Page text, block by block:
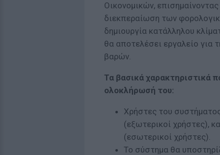
Οικονομικών,
διεκπεραίωση των
δημιουργία κατάλληλου
θα αποτελέσει εργαλείο για
βαρών.
Τα βασικά χαρακτηριστικά
ολοκλήρωσή του:
Χρήστες του
(εξωτερικοί χρήστες),
(εσωτερικοί χρήστες).
Το σύστημα θα